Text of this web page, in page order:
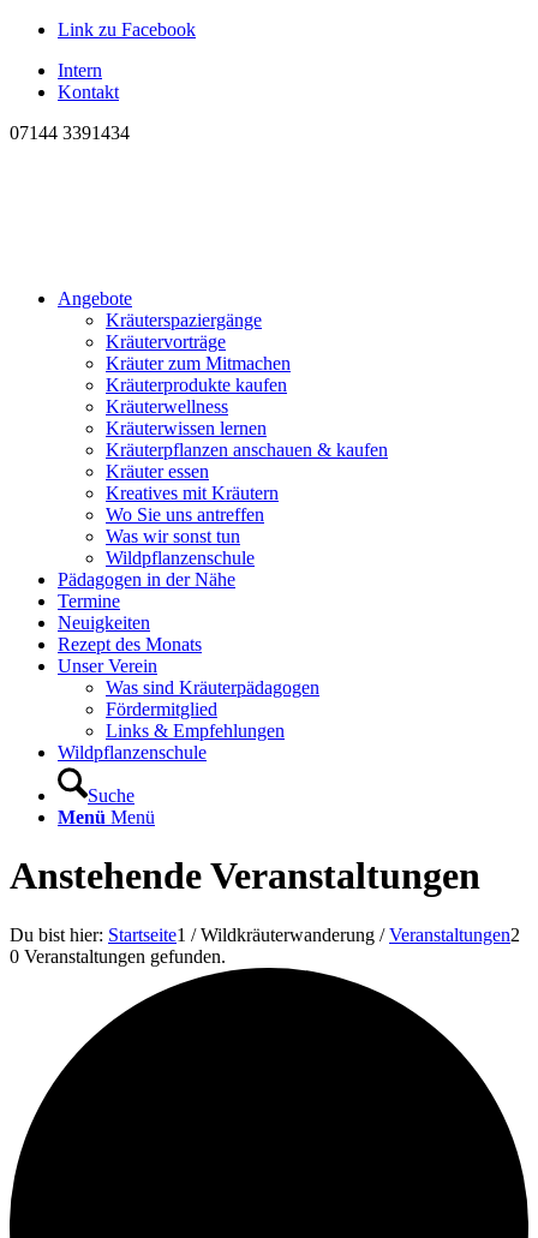
Link zu Facebook
Intern
Kontakt
07144 3391434
Angebote
Kräuterspaziergänge
Kräutervorträge
Kräuter zum Mitmachen
Kräuterprodukte kaufen
Kräuterwellness
Kräuterwissen lernen
Kräuterpflanzen anschauen & kaufen
Kräuter essen
Kreatives mit Kräutern
Wo Sie uns antreffen
Was wir sonst tun
Wildpflanzenschule
Pädagogen in der Nähe
Termine
Neuigkeiten
Rezept des Monats
Unser Verein
Was sind Kräuterpädagogen
Fördermitglied
Links & Empfehlungen
Wildpflanzenschule
Suche
Menü Menü
Anstehende Veranstaltungen
Du bist hier: Startseite1 / Wildkräuterwanderung / Veranstaltungen2
0 Veranstaltungen gefunden.